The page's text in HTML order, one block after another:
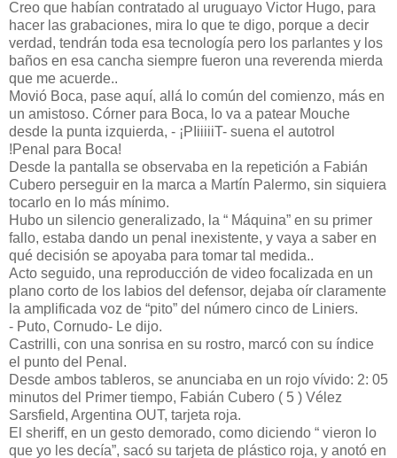
Creo que habían contratado al uruguayo Victor Hugo, para
hacer las grabaciones, mira lo que te digo, porque a decir
verdad, tendrán toda esa tecnología pero los parlantes y los
baños en esa cancha siempre fueron una reverenda mierda
que me acuerde..
Movió Boca, pase aquí, allá lo común del comienzo, más en
un amistoso. Córner para Boca, lo va a patear Mouche
desde la punta izquierda, - ¡PIiiiiiT- suena el autotrol
!Penal para Boca!
Desde la pantalla se observaba en la repetición a Fabián
Cubero perseguir en la marca a Martín Palermo, sin siquiera
tocarlo en lo más mínimo.
Hubo un silencio generalizado, la “ Máquina” en su primer
fallo, estaba dando un penal inexistente, y vaya a saber en
qué decisión se apoyaba para tomar tal medida..
Acto seguido, una reproducción de video focalizada en un
plano corto de los labios del defensor, dejaba oír claramente
la amplificada voz de “pito” del número cinco de Liniers.
- Puto, Cornudo- Le dijo.
Castrilli, con una sonrisa en su rostro, marcó con su índice
el punto del Penal.
Desde ambos tableros, se anunciaba en un rojo vívido: 2: 05
minutos del Primer tiempo, Fabián Cubero ( 5 ) Vélez
Sarsfield, Argentina OUT, tarjeta roja.
El sheriff, en un gesto demorado, como diciendo “ vieron lo
que yo les decía”, sacó su tarjeta de plástico roja, y anotó en